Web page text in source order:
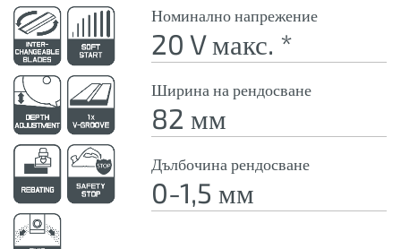
Номинално напрежение
20 V макс. *
Ширина на рендосване
82 мм
Дълбочина рендосване
0-1,5 мм